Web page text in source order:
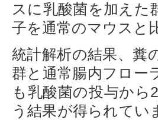
スに乳酸菌を加えた
子を通常のマウスと
統計解析の結果、糞
群と通常腸内フロー
も乳酸菌の投与か
う結果が得られてい